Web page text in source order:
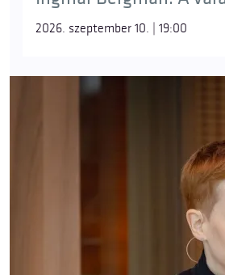
2026. szeptember 10. | 19:00